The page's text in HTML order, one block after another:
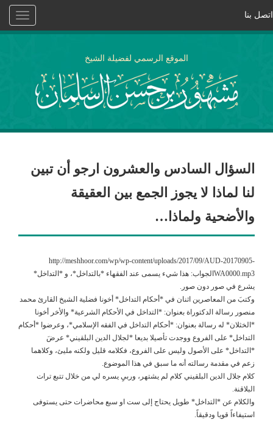
Toggle
اتصل بنا
الموقع الرسمي لفضيلة الشيخ
السؤال السادس والعشرون ارجو أن تبين
لنا لماذا لا يجوز الجمع بين العقيقة
والأضحية ولماذا…
http://meshhoor.com/wp/wp-content/uploads/2017/09/AUD-20170905-
WA0000.mp3الجواب: هذا شيء يسمى عند الفقهاء *بالتداخل*، و *التداخل*
يشرع في صور دون صور.
وكتبَ من المعاصرين اثنان في *أحكام التداخل* أخونا فضلية الشيخ القارئ محمد
منصور رسالة الدكتوراة بعنوان: *التداخل في الأحكام الشرعية* والأخر أخونا
*الخثلان* له رسالة بعنوان: *أحكام التداخل في الفقه الإسلامي*، وعرضوا *أحكام
التداخل* على الفروع ووجدت تأصيلا بديعا *لجلال الدين البلقيني* عرضَ
*التداخل* على الأصول وليس على الفروع، فكلامه قليل ولكنه مليئ، وكلاهما
زعم في مقدمة رسالته أنه ما سبق في هذا الموضوع.
كلام جلال الدين البلقيني كلام لم يشتهر، وربيِ يسره لي من خلال تتبع ترات
البلاقنة.
والكلام عن *التداخل* طويل يحتاج إلى ست او سبع محاضرات حتى يستوفى
استيفاءاً قويا ودقيقاً.